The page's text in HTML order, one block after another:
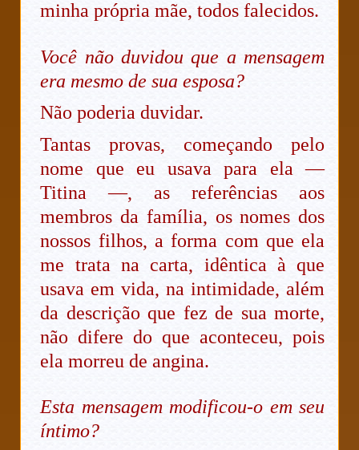
minha própria mãe, todos falecidos.
Você não duvidou que a mensagem
era mesmo de sua esposa?
Não poderia duvidar.
Tantas provas, começando pelo
nome que eu usava para ela —
Titina —, as referências aos
membros da família, os nomes dos
nossos filhos, a forma com que ela
me trata na carta, idêntica à que
usava em vida, na intimidade, além
da descrição que fez de sua morte,
não difere do que aconteceu, pois
ela morreu de angina.
Esta mensagem modificou-o em seu
íntimo?